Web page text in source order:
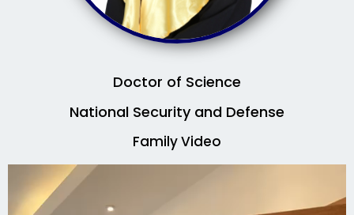
Doctor of Science
National Security and Defense
Family Video